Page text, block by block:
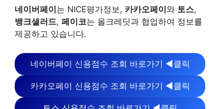
네이버페이 는 NICE평가정보, 카카오페이 와 토스,
뱅크샐러드, 페이코는 올크레딧과 협업하여 정보를
제공하고 있습니다.
네이버페이 신용점수 조회 바로가기 ◀클릭
카카오페이 신용점수 조회 바로가기 ◀클릭